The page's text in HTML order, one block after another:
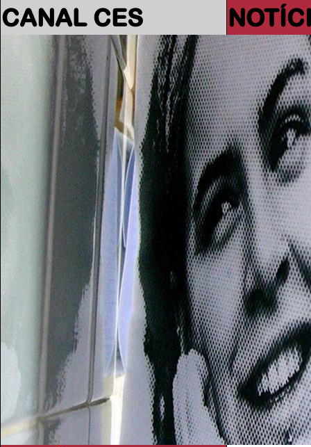
CANAL CES